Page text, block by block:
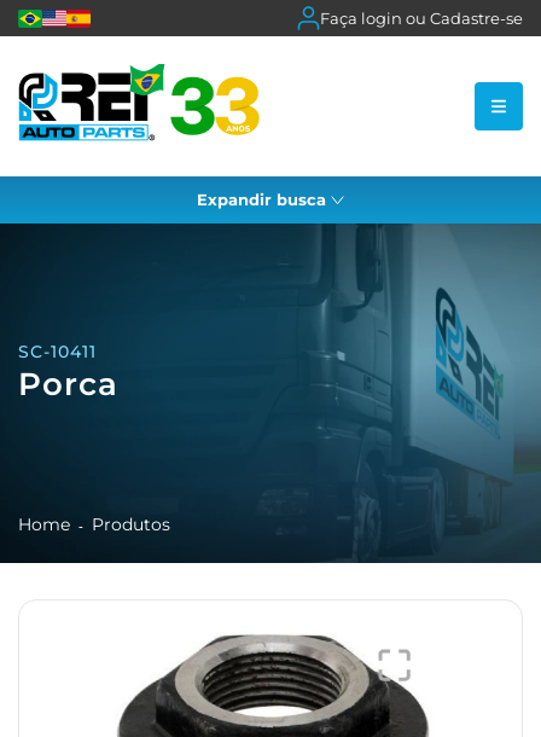
Faça login ou Cadastre-se
Expandir busca
SC-10411
Porca
Home Produtos